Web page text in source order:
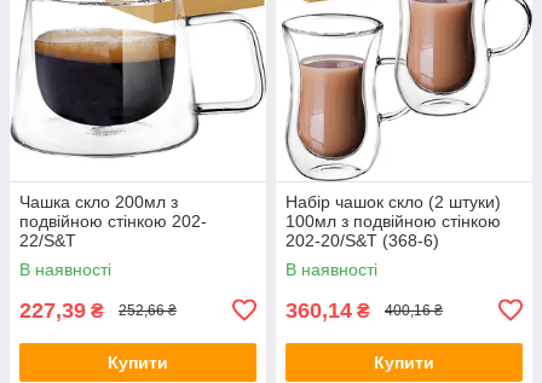
Чашка скло 200мл з
подвійною стінкою 202-
22/S&T
В наявності
227,39 ₴ 252,66 ₴
Купити
Набір чашок скло (2 штуки)
100мл з подвійною стінкою
202-20/S&T (368-6)
В наявності
360,14 ₴ 400,16 ₴
Купити